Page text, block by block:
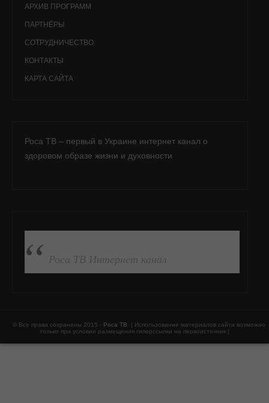
АРХИВ ПРОГРАММ
ПАРТНЁРЫ
СОТРУДНИЧЕСТВО
КОНТАКТЫ
КАРТА САЙТА
Роса ТВ – первый в Украине интернет канал о
здоровом образе жизни и духовности
ПОДПИСАТЬСЯ НА FB
Роса ТВ Интернет канал
© Все права сохранены 2015 - Роса ТВ . | Использование материалов сайта возможно
только при условии размещения гиперссылки на первоисточник |